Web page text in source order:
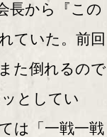
長から『この
ていた。前回
た倒れるので
としてい
は「一戦一戦